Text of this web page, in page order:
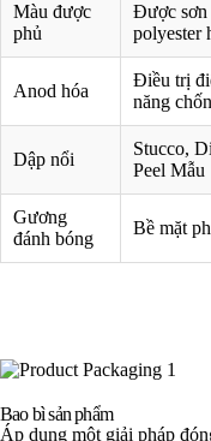
Màu được
phủ
Được sơn
polyester
Anod hóa
Điều trị
năng
Dập nổi
Stucco,
Peel Mẫu
Gương
đánh bóng
Bề mặt
Bao bì sản phẩm
Áp dụng một giải pháp